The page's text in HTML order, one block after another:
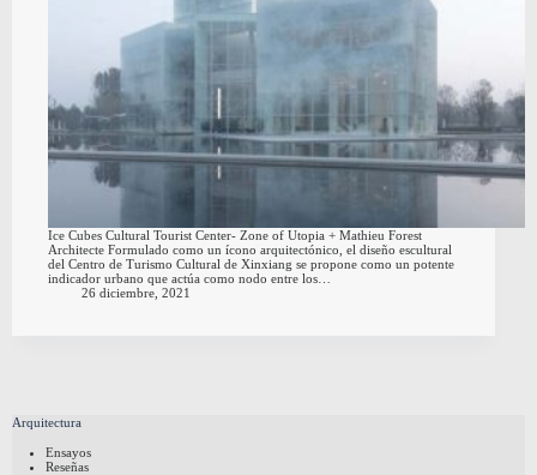
Ice Cubes Cultural Tourist Center- Zone of Utopia + Mathieu Forest
Architecte Formulado como un ícono arquitectónico, el diseño escultural
del Centro de Turismo Cultural de Xinxiang se propone como un potente
indicador urbano que actúa como nodo entre los…
26 diciembre, 2021
Arquitectura
Ensayos
Reseñas